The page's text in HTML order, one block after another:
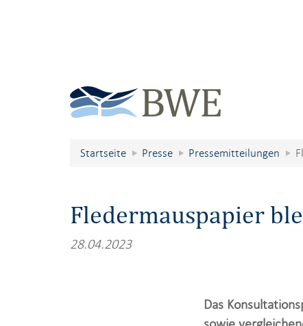
Startseite Presse Pressemitteilungen
Fledermauspapier
28.04.2023
Das